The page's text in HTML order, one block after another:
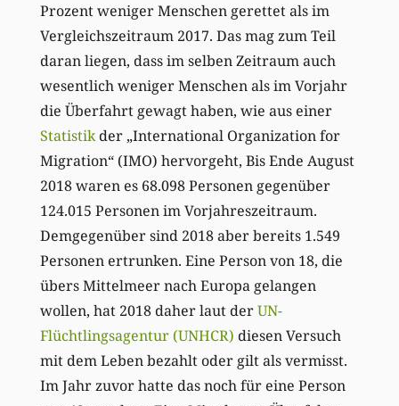
Prozent weniger Menschen gerettet als im
Vergleichszeitraum 2017. Das mag zum Teil
daran liegen, dass im selben Zeitraum auch
wesentlich weniger Menschen als im Vorjahr
die Überfahrt gewagt haben, wie aus einer
Statistikder „International Organization for
Migration“ (IMO) hervorgeht, Bis Ende August
2018 waren es 68.098 Personen gegenüber
124.015 Personen im Vorjahreszeitraum.
Demgegenüber sind 2018 aber bereits 1.549
Personen ertrunken. Eine Person von 18, die
übers Mittelmeer nach Europa gelangen
wollen, hat 2018 daher laut derUN-
Flüchtlingsagentur (UNHCR) diesen Versuch
mit dem Leben bezahlt oder gilt als vermisst.
Im Jahr zuvor hatte das noch für eine Person